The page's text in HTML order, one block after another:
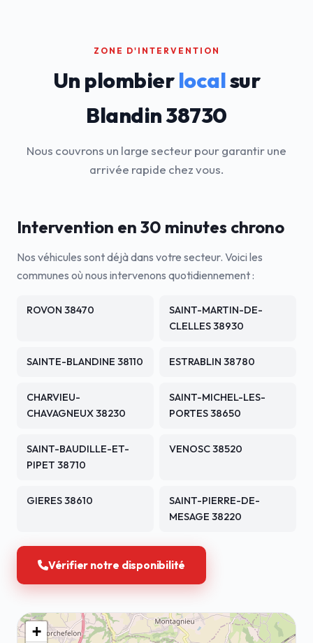
ZONE D'INTERVENTION
Un plombierlocalsur
Blandin 38730
Nous couvrons un large secteur pour garantir une
arrivée rapide chez vous.
Intervention en 30 minutes chrono
Nos véhicules sont déjà dans votre secteur. Voici les
communes où nous intervenons quotidiennement :
ROVON 38470
SAINT-MARTIN-DE-
CLELLES 38930
SAINTE-BLANDINE 38110 ESTRABLIN 38780
CHARVIEU-
CHAVAGNEUX 38230
SAINT-MICHEL-LES-
PORTES 38650
SAINT-BAUDILLE-ET-
PIPET 38710
VENOSC 38520
GIERES 38610
SAINT-PIERRE-DE-
MESAGE 38220
Vérifier notre disponibilité
+